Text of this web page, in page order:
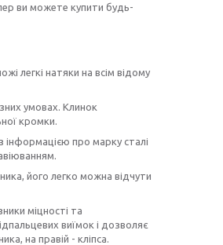
ви можете купити будь-
легкі натяки на всім відому
умовах. Клинок
кромки.
про марку сталі
його легко можна відчути
міцності та
виїмок і дозволяє
на правій - кліпса.